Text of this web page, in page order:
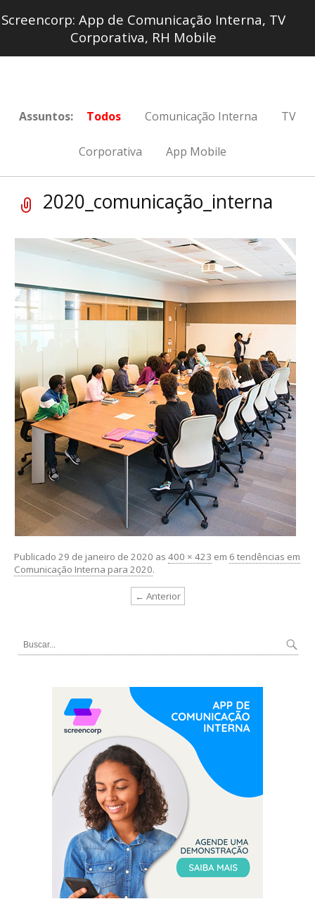
Screencorp: App de Comunicação Interna, TV
Corporativa, RH Mobile
Assuntos: Todos Comunicação Interna TV
Corporativa App Mobile
2020_comunicação_interna
Publicado 29 de janeiro de 2020 as 400 × 423 em 6 tendências em
Comunicação Interna para 2020.
← Anterior